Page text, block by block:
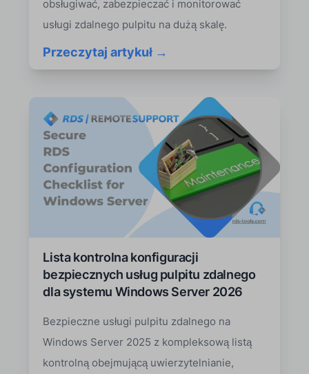
obsługiwać, zabezpieczać i monitorować
usługi zdalnego pulpitu na dużą skalę.
Przeczytaj artykuł →
Lista kontrolna konfiguracji
bezpiecznych usług pulpitu zdalnego
dla systemu Windows Server 2026
Bezpieczne usługi pulpitu zdalnego na
Windows Server 2025 z kompleksową listą
kontrolną obejmującą uwierzytelnianie,